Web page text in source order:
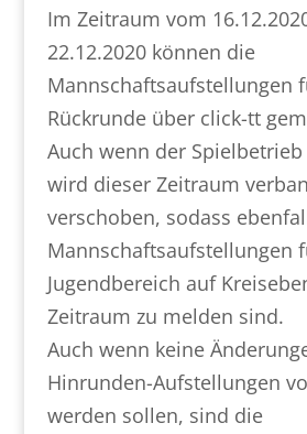
Im Zeitraum vom
22.12.2020 können die
Mannschaftsaufstellungen
Rückrunde über click-tt
Auch wenn der
wird dieser Zeitraum
verschoben, sodass
Mannschaftsaufstellungen
Jugendbereich auf
Zeitraum zu melden sind.
Auch wenn keine
Hinrunden-Aufstellungen
werden sollen, sind die